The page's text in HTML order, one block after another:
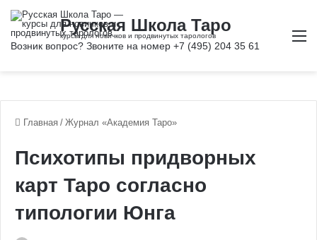
Главная / Журнал «Академия Таро»
Психотипы придворных
карт Таро согласно
типологии Юнга